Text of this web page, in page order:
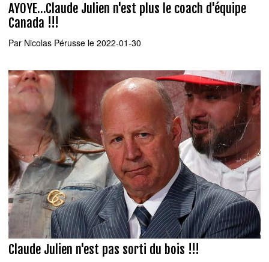
AYOYE...Claude Julien n'est plus le coach d'équipe
Canada !!!
Par Nicolas Pérusse le 2022-01-30
Claude Julien n'est pas sorti du bois !!!